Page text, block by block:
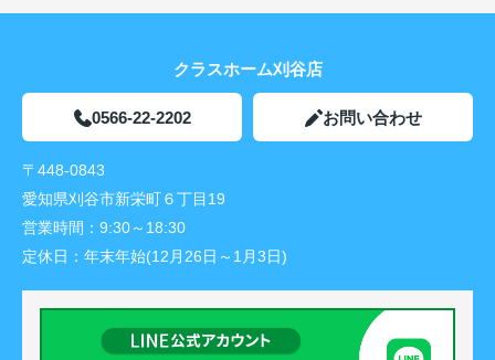
クラスホーム刈谷店
0566-22-2202 お問い合わせ
〒448-0843
愛知県刈谷市新栄町６丁目19
営業時間： 9:30～18:30
定休日： 年末年始(12月26日～1月3日)